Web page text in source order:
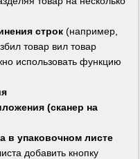
строк (например,
товар вил товар
(сканер на
в упаковочном листе